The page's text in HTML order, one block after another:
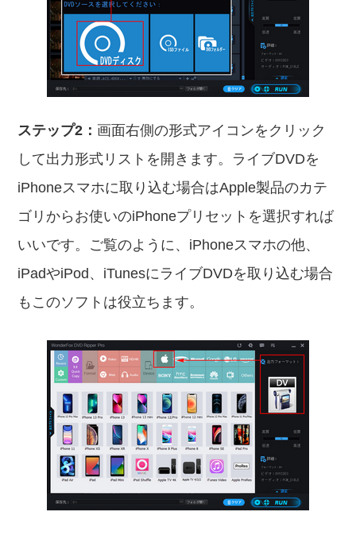
ステップ2： 画面右側の形式アイコンをクリック
して出力形式リストを開きます。ライブDVDを
iPhoneスマホに取り込む場合はApple製品のカテ
ゴリからお使いのiPhoneプリセットを選択すれば
いいです。ご覧のように、iPhoneスマホの他、
iPadやiPod、iTunesにライブDVDを取り込む場合
もこのソフトは役立ちます。